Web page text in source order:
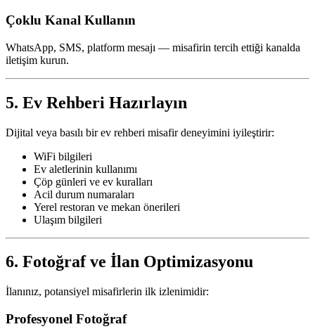
Çoklu Kanal Kullanın
WhatsApp, SMS, platform mesajı — misafirin tercih ettiği kanalda
iletişim kurun.
5. Ev Rehberi Hazırlayın
Dijital veya basılı bir ev rehberi misafir deneyimini iyileştirir:
WiFi bilgileri
Ev aletlerinin kullanımı
Çöp günleri ve ev kuralları
Acil durum numaraları
Yerel restoran ve mekan önerileri
Ulaşım bilgileri
6. Fotoğraf ve İlan Optimizasyonu
İlanınız, potansiyel misafirlerin ilk izlenimidir:
Profesyonel Fotoğraf